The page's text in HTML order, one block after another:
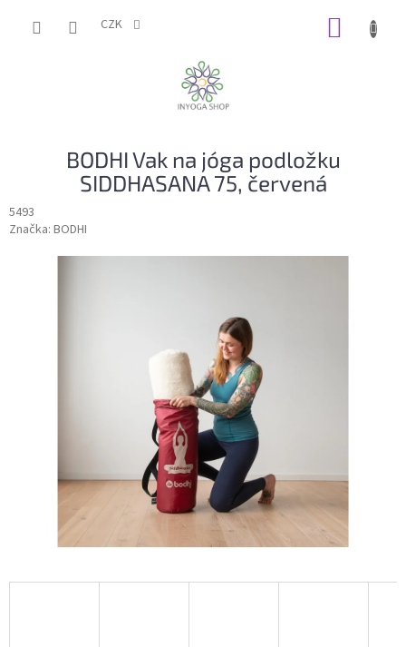
CZK
BODHI Vak na jóga podložku
SIDDHASANA 75, červená
5493
Značka: BODHI